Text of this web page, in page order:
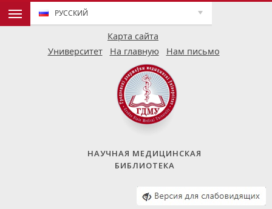
Карта сайта
РУССКИЙ
Университет На главную Нам письмо
НАУЧНАЯ МЕДИЦИНСКАЯ
БИБЛИОТЕКА